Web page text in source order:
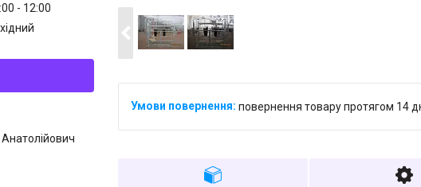
повернення товару протягом 14
12:00